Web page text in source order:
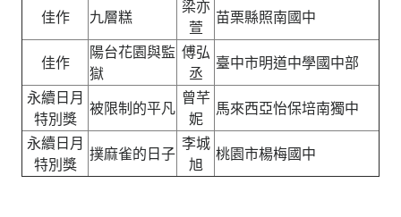
佳作 九層糕
梁亦
萱
苗栗縣照南國中
佳作
陽台花園與監
獄
傅弘
丞
臺中市明道中學國中部
永續日月
特別獎
被限制的平凡
曾芊
妮
馬來西亞怡保培南獨中
永續日月
特別獎
撲麻雀的日子
李城
旭
桃園市楊梅國中